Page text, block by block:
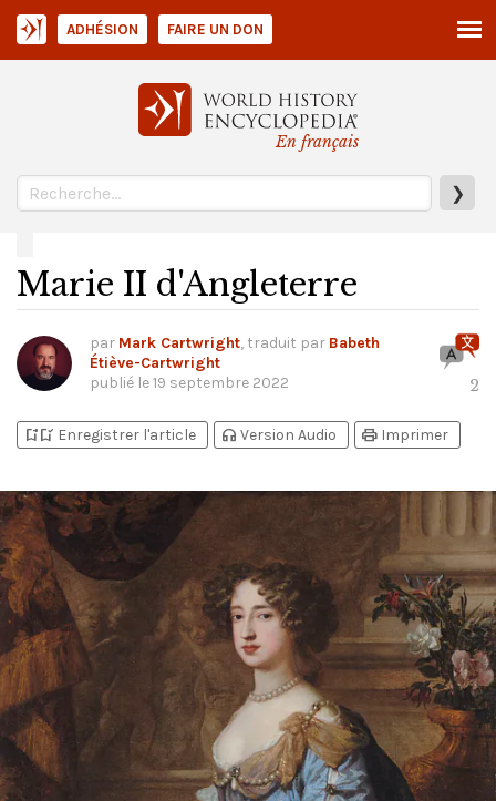
En français
❯
ADHÉSION FAIRE UN DON
Marie II d'Angleterre
par Mark Cartwright, traduit par Babeth
Étiève-Cartwright
publié le19 septembre 2022 2
bookmark_addbookmark_added Enregistrer l'article headphones Version Audio print Imprimer